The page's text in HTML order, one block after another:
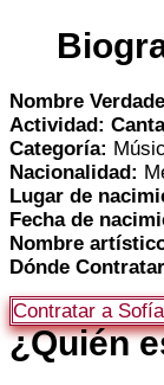
Nombre
Actividad:
Categoría:
Nacionalidad:
Lugar de
Fecha de
Nombre
Dónde
Contratar a
¿Quién